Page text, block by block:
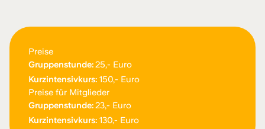
Preise
Gruppenstunde:25,- Euro
Kurzintensivkurs: 150,- Euro
Preise für Mitglieder
Gruppenstunde:23,- Euro
Kurzintensivkurs: 130,- Euro